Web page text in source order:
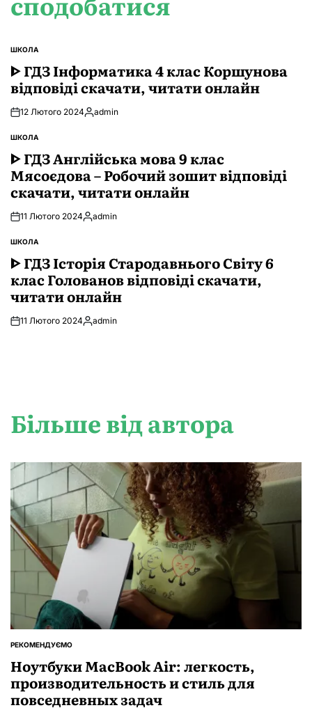
ОПУБЛІКУВАТИ
У
ШКОЛА
ᐈ ГДЗ Інформатика 4 клас Коршунова
відповіді скачати, читати онлайн
12 Лютого 2024Опубліковано
admin
ОПУБЛІКУВАТИ
У
ШКОЛА
ᐈ ГДЗ Англійська мова 9 клас
Мясоєдова – Робочий зошит відповіді
скачати, читати онлайн
11 Лютого 2024Опубліковано
admin
ОПУБЛІКУВАТИ
У
ШКОЛА
ᐈ ГДЗ Історія Стародавнього Свiту 6
клас Голованов відповіді скачати,
читати онлайн
11 Лютого 2024Опубліковано
admin
Більше від автора
ОПУБЛІКУВАТИ
РЕКОМЕНДУЄМО
Ноутбуки MacBook Air: легкость,
производительность и стиль для
повседневных задач